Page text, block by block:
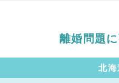
離婚問題
北海